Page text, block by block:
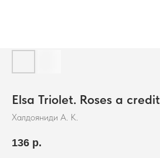
Elsa Triolet. Roses a credit
Халдояниди А. К.
136 р.